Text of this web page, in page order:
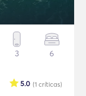
3 6
(1 críticas)
5.0